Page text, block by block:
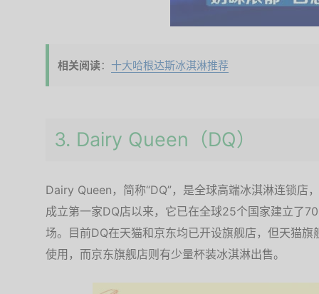
相关阅读： 十大哈根达斯冰淇淋推荐
3. Dairy Queen（DQ）
Dairy Queen，简称“DQ”，是全球高端冰淇淋连锁店
成立第一家DQ店以来，它已在全球25个国家建立了
场。目前DQ在天猫和京东均已开设旗舰店，但天猫
使用，而京东旗舰店则有少量杯装冰淇淋出售。